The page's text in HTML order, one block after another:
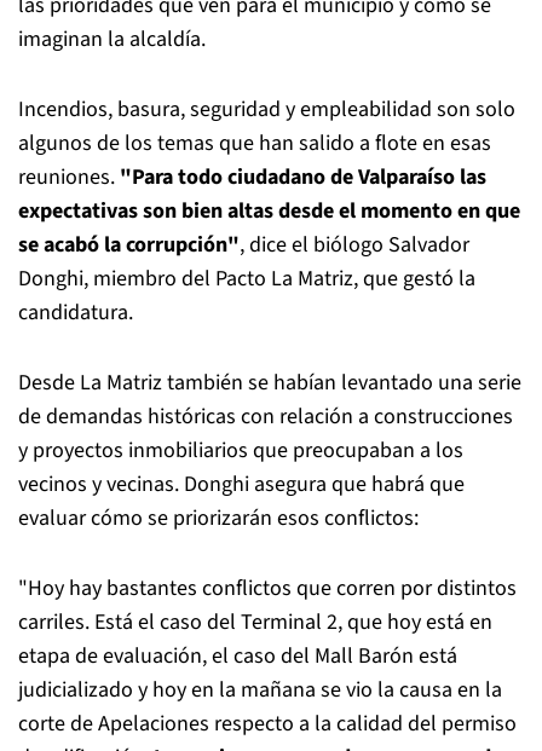
imaginan la alcaldía.
Incendios, basura, seguridad y empleabilidad son solo
algunos de los temas que han salido a flote en esas
reuniones. "Para todo ciudadano de Valparaíso las
expectativas son bien altas desde el momento en que
se acabó la corrupción", dice el biólogo Salvador
Donghi, miembro del Pacto La Matriz, que gestó la
candidatura.
Desde La Matriz también se habían levantado una serie
de demandas históricas con relación a construcciones
y proyectos inmobiliarios que preocupaban a los
vecinos y vecinas. Donghi asegura que habrá que
evaluar cómo se priorizarán esos conflictos:
"Hoy hay bastantes conflictos que corren por distintos
carriles. Está el caso del Terminal 2, que hoy está en
etapa de evaluación, el caso del Mall Barón está
judicializado y hoy en la mañana se vio la causa en la
corte de Apelaciones respecto a la calidad del permiso